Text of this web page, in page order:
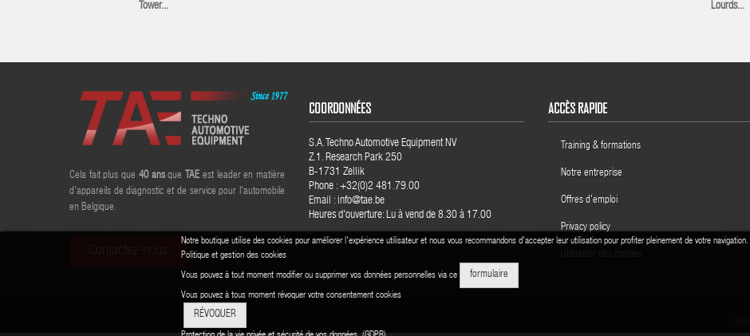
Notre boutique utilise des cookies pour améliorer l'expérience utilisateur et nous vous recommandons d'accepter leur utilisation pour profiter pleinement de votre navigation.
Politique et gestion des cookies
Vous pouvez à tout moment modifier ou supprimer vos données personnelles via ce formulaire
Vous pouvez à tous moment révoquer votre consentement cookies
RÉVOQUER
Tower...
Lourds...
Cela fait plus que 40ansque TAE est leader en matière
d'appareils de diagnostic et de service pour l'automobile
en Belgique.
COORDONNÉES
S.A. Techno Automotive Equipment NV
Z.1. Research Park 250
B-1731 Zellik
Phone : +32(0)2 481.79.00
Email : info@tae.be
Heures d'ouverture: Lu à vend de 8.30 à 17.00
ACCÈS RAPIDE
Training & formations
Notre entreprise
Offres d'emploi
Privacy policy